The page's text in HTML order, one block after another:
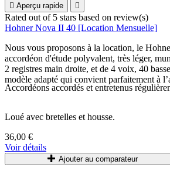
 Aperçu rapide 
Rated out of 5 stars based on review(s)
Hohner Nova II 40 [Location Mensuelle]
Nous vous proposons à la location, le
accordéon d'étude polyvalent, très léger,
2 registres main droite, et de 4 voix, 40
modèle adapté qui convient parfaitement à
Accordéons accordés et entretenus
Loué avec bretelles et housse.
36,00 €
Voir détails
Ajouter au comparateur